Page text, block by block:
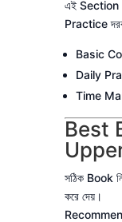
এই Section
Practice
Basic
Daily
Time
Best
সঠিক Book
করে দেয়।